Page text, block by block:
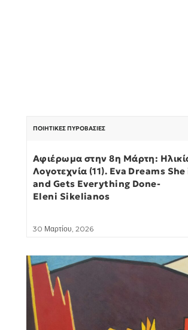
ΠΟΙΗΤΙΚΈΣ ΠΥΡΟΒΑΣΊΕΣ
Αφιέρωμα στην 8η Μάρτη:
Λογοτεχνία (11). Eva Dreams
and Gets Everything Done-
Eleni Sikelianos
30 Μαρτίου, 2026